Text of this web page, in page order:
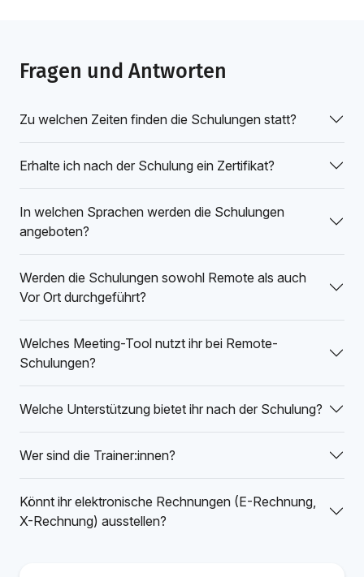
Fragen und Antworten
Zu welchen Zeiten finden die Schulungen statt?
Erhalte ich nach der Schulung ein Zertifikat?
In welchen Sprachen werden die Schulungen
angeboten?
Werden die Schulungen sowohl Remote als auch
Vor Ort durchgeführt?
Welches Meeting-Tool nutzt ihr bei Remote-
Schulungen?
Welche Unterstützung bietet ihr nach der Schulung?
Wer sind die Trainer:innen?
Könnt ihr elektronische Rechnungen (E-Rechnung,
X-Rechnung) ausstellen?